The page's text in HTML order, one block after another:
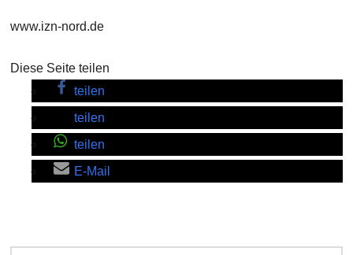
www.izn-nord.de
Diese Seite teilen
teilen
teilen
teilen
E-Mail